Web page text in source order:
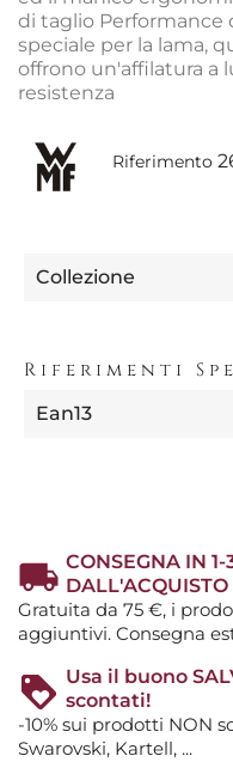
di taglio Performance
speciale per la lama,
offrono un'affilatura a
resistenza
Riferimento
Collezione
Riferimenti
Ean13
CONSEGNA IN
DALL'ACQUISTO
Gratuita da 75 €, i
aggiuntivi. Consegna
Usa il buono
scontati!
-10% sui prodotti NON
Swarovski, Kartell, ...